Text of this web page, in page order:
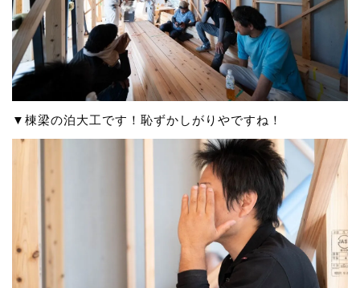
▼棟梁の泊大工です！恥ずかしがりやですね！